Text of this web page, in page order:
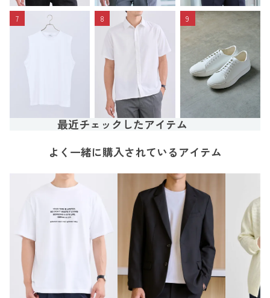
7 8 9
最近チェックしたアイテム
よく一緒に購入されているアイテム